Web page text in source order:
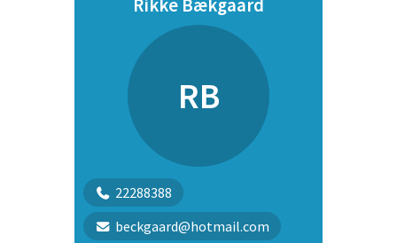
Rikke Bækgaard
RB
22288388
beckgaard@hotmail.com